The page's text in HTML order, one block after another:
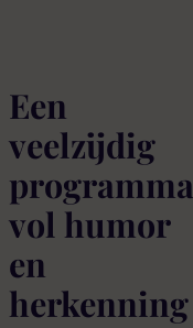
Een
veelzijdig
programma
vol humor
en
herkenning